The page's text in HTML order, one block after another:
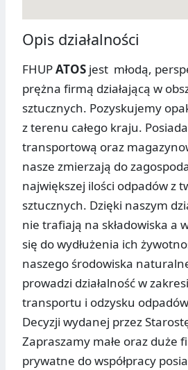
Opis działalności
FHUPATOS jest młodą,
prężna firmą działającą w
sztucznych. Pozyskujemy
z terenu całego kraju.
transportową oraz
nasze zmierzają do
największej ilości odpadów z
sztucznych. Dzięki naszym
nie trafiają na składowiska a
się do wydłużenia ich
naszego środowiska
prowadzi działalność w
transportu i odzysku
Decyzji wydanej przez
Zapraszamy małe oraz duże
prywatne do współpracy